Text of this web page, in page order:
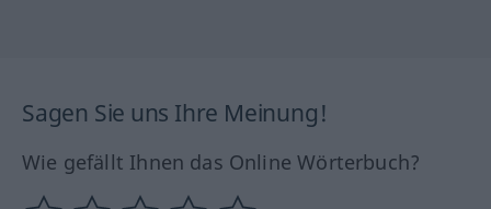
Sagen Sie uns Ihre Meinung!
Wie gefällt Ihnen das Online Wörterbuch?